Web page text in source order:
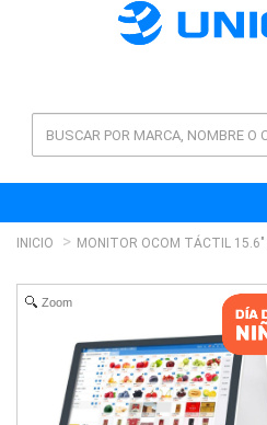
INICIO MONITOR OCOM TÁCTIL
Zoom